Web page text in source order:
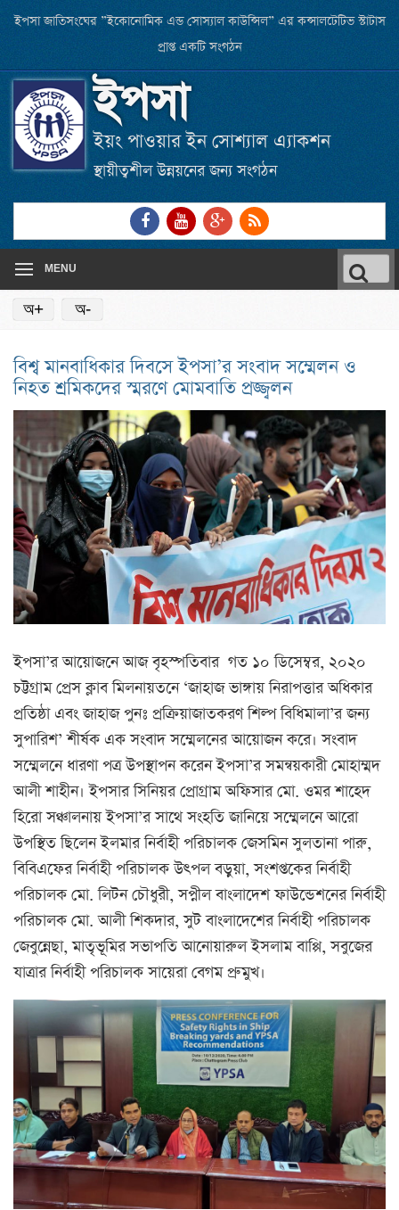
Skip
main
content
ইপসা জাতিসংঘের ”ইকোনোমিক এন্ড সোস্যাল কাউন্সিল” এর কন্সালটেটিভ স্টাটাস
প্রাপ্ত একটি সংগঠন
ইপসা
ইয়ং পাওয়ার ইন সোশ্যাল এ্যাকশন
স্থায়ীত্বশীল উন্নয়নের জন্য সংগঠন
Link
to
Facebook
Link
to
Youtube
Link
to
Google
RSS
Feed
MENU
for:
অ+ অ-
বিশ্ব মানবাধিকার দিবসে ইপসা’র সংবাদ সম্মেলন ও
নিহত শ্রমিকদের স্মরণে মোমবাতি প্রজ্জ্বলন
ইপসা’র আয়োজনে আজ বৃহস্পতিবার গত ১০ ডিসেম্বর, ২০২০
চট্টগ্রাম প্রেস ক্লাব মিলনায়তনে ‘জাহাজ ভাঙ্গায় নিরাপত্তার অধিকার
প্রতিষ্ঠা এবং জাহাজ পুনঃ প্রক্রিয়াজাতকরণ শিল্প বিধিমালা’র জন্য
সুপারিশ’ শীর্ষক এক সংবাদ সম্মেলনের আয়োজন করে। সংবাদ
সম্মেলনে ধারণা পত্র উপস্থাপন করেন ইপসা’র সমন্বয়কারী মোহাম্মদ
আলী শাহীন। ইপসার সিনিয়র প্রোগ্রাম অফিসার মো. ওমর শাহেদ
হিরো সঞ্চালনায় ইপসা’র সাথে সংহতি জানিয়ে সম্মেলনে আরো
উপস্থিত ছিলেন ইলমার নির্বাহী পরিচালক জেসমিন সুলতানা পারু,
বিবিএফের নির্বাহী পরিচালক উৎপল বড়ুয়া, সংশপ্তকেরনির্বাহী
পরিচালক মো. লিটন চৌধুরী, সপ্নীল বাংলাদেশ ফাউন্ডেশনের নির্বাহী
পরিচালক মো. আলী শিকদার, সুট বাংলাদেশের নির্বাহী পরিচালক
জেবুন্নেছা, মাতৃভূমির সভাপতি আনোয়ারুল ইসলাম বাপ্পি, সবুজের
যাত্রার নির্বাহী পরিচালক সায়েরা বেগম প্রুমুখ।